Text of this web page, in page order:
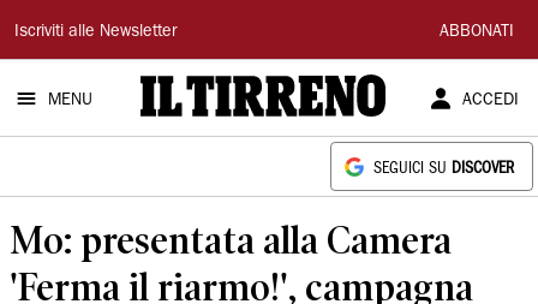
Il
Tirreno
Iscriviti alle Newsletter ABBONATI
MENU ACCEDI
SEGUICI SU DISCOVER
Mo: presentata alla Camera
'Ferma il riarmo!', campagna